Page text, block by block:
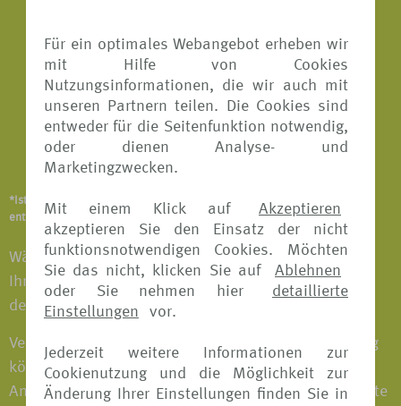
Für ein optimales Webangebot erheben wir
mit Hilfe von Cookies
Nutzungsinformationen, die wir auch mit
unseren Partnern teilen. Die Cookies sind
entweder für die Seitenfunktion notwendig,
oder dienen Analyse- und
Marketingzwecken.
Mit einem Klick auf
Akzeptieren
akzeptieren Sie den Einsatz der nicht
funktionsnotwendigen Cookies. Möchten
Sie das nicht, klicken Sie auf
Ablehnen
oder Sie nehmen hier
detaillierte
Einstellungen
vor.
Jederzeit weitere Informationen zur
Cookienutzung und die Möglichkeit zur
Änderung Ihrer Einstellungen finden Sie in
Reisekranken-Versicherung
Reisegepäck-Versicherung
Reiseunfall-Versicherung
Notfallversicherung
*Ist abhängig vom Versicherungsangebot und Versicherer. Details
entnehmen Sie bitte den jeweiligen Versicherungsbedingungen.
Wählen Sie das Versicherungspaket individuell nach
Ihren Bedürfnissen aus und fahren Sie entspannt in
den Urlaub.
Versicherungspakete mit Reiserücktritts-Versicherung
können bei fast allen Versicherern bis 30 Tage vor
Antritt der Reise gebucht werden. Versicherungspakete